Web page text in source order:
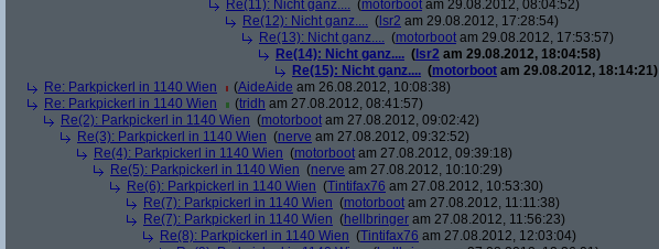
Re(11): Nicht ganz.... (motorboot am 29.08.2012, 08:04:52)
Re(12): Nicht ganz.... ( lsr2 am 29.08.2012, 17:28:54)
Re(13): Nicht ganz.... (motorboot am 29.08.2012, 17:53:57)
Re(14): Nicht ganz.... ( lsr2 am 29.08.2012, 18:04:58)
Re(15): Nicht ganz.... (motorboot am 29.08.2012, 18:14:21)
Re: Parkpickerl in 1140 Wien
(AideAide am 26.08.2012, 10:08:38)
Re: Parkpickerl in 1140 Wien
(tridh am 27.08.2012, 08:41:57)
Re(2): Parkpickerl in 1140 Wien (motorboot am 27.08.2012, 09:02:42)
Re(3): Parkpickerl in 1140 Wien (nerve am 27.08.2012, 09:32:52)
Re(4): Parkpickerl in 1140 Wien (motorboot am 27.08.2012, 09:39:18)
Re(5): Parkpickerl in 1140 Wien (nerve am 27.08.2012, 10:10:29)
Re(6): Parkpickerl in 1140 Wien (Tintifax76 am 27.08.2012, 10:53:30)
Re(7): Parkpickerl in 1140 Wien (motorboot am 27.08.2012, 11:11:38)
Re(7): Parkpickerl in 1140 Wien (hellbringer am 27.08.2012, 11:56:23)
Re(8): Parkpickerl in 1140 Wien (Tintifax76 am 27.08.2012, 12:03:04)